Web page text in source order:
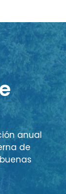
anual
de